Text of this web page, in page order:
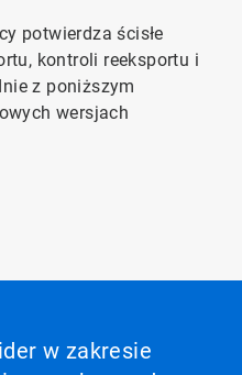
potwierdza ścisłe
kontroli reeksportu i
z poniższym
wersjach
w zakresie